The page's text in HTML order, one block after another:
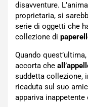
disavventure.
proprietaria, si
serie di oggetti che
collezione di
Quando
accorta che
suddetta collezione,
ricaduta sul suo
appariva